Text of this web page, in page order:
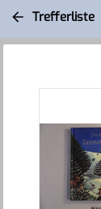
Trefferliste